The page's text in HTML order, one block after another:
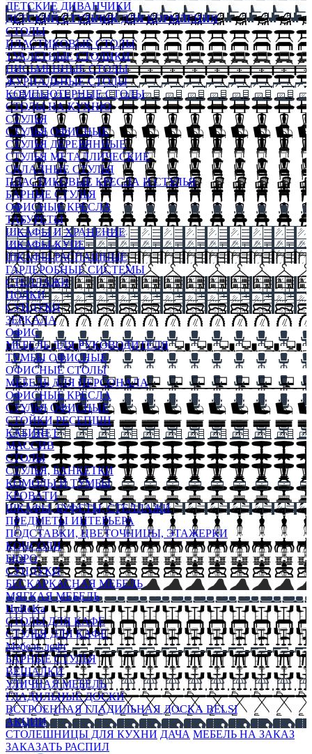
ДЕТСКИЕ ДИВАНЧИКИ
ДЕТСКИЙ СТУЛЬЧИК ДЛЯ КОРМЛЕНИЯ
СТОЛЫ
ПЛАСТИКОВЫЕ СТОЛЫ
ТУАЛЕТНЫЕ СТОЛИКИ
ПИСЬМЕННЫЕ СТОЛЫ
ЖУРНАЛЬНЫЕ СТОЛЫ
КОМПЬЮТЕРНЫЕ СТОЛЫ
СТОЛЫ НА КУХНЮ
СТУЛЬЯ
СТУЛЬЯ ОФИСНЫЕ
СТУЛЬЯ ДЕРЕВЯННЫЕ
СТУЛЬЯ МЕТАЛЛИЧЕСКИЕ
СКЛАДНЫЕ СТУЛЬЯ
ПЛАСТИКОВЫЕ КРЕСЛА И СТУЛЬЯ
БАРНЫЕ СТУЛЬЯ
ОФИСНЫЕ КРЕСЛА
ТАБУРЕТЫ
ШКАФЫ И ХРАНЕНИЕ
ШКАФЫ-КУПЕ
ШКАФЫ-РАСПАШНЫЕ
ГАРДЕРОБНЫЕ СИСТЕМЫ
СТЕЛЛАЖИ
ПОЛКИ
СУНДУКИ
ЗЕРКАЛА
ОФИС
МЕБЕЛЬ ДЛЯ РУКОВОДИТЕЛЯ
ТУМБЫ ОФИСНЫЕ
ОФИСНЫЕ СТОЛЫ
МЕБЕЛЬ ДЛЯ ПЕРСОНАЛА
ОФИСНЫЕ КРЕСЛА
СТУЛЬЯ ОФИСНЫЕ
СТОЙКИ РЕСЕПШН
КАБИНЕТ
МАССИВ
СТОЛЫ
СТУЛЬЯ, БАНКЕТКИ
КОМОДЫ И ТУМБЫ
КРОВАТИ
ШКАФЫ, БУФЕТЫ, СТЕЛЛАЖИ
ПРЕДМЕТЫ ИНТЕРЬЕРА
ПОДСТАВКИ, ЦВЕТОЧНИЦЫ, ЭТАЖЕРКИ
КОНСОЛИ
БЮРО
СУНДУКИ
БЕСКАРКАСНАЯ МЕБЕЛЬ
МЯГКАЯ МЕБЕЛЬ
HoReKa
СТОЛЫ ДЛЯ КАФЕ
СТУЛЬЯ ДЛЯ КАФЕ
Мебель лофт
БАРНЫЕ СТУЛЬЯ
ВЕШАЛКИ
УЛИЧНАЯ МЕБЕЛЬ
ГЛАДИЛЬНЫЕ ДОСКИ
ВСТРОЕННАЯ ГЛАДИЛЬНАЯ ДОСКА BELSI
АКЦИИ
СТОЛЕШНИЦЫ ДЛЯ КУХНИ ДАЧА МЕБЕЛЬ НА ЗАКАЗ
ЗАКАЗАТЬ РАСПИЛ